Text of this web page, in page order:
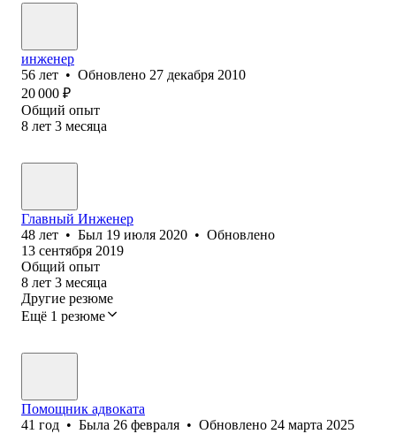
инженер
56 лет • Обновлено 27 декабря 2010
20 000 ₽
Общий опыт
8 лет 3 месяца
Главный Инженер
48 лет • Был 19 июля 2020 • Обновлено
13 сентября 2019
Общий опыт
8 лет 3 месяца
Другие резюме
Ещё 1 резюме
Помощник адвоката
41 год • Была 26 февраля • Обновлено 24 марта 2025